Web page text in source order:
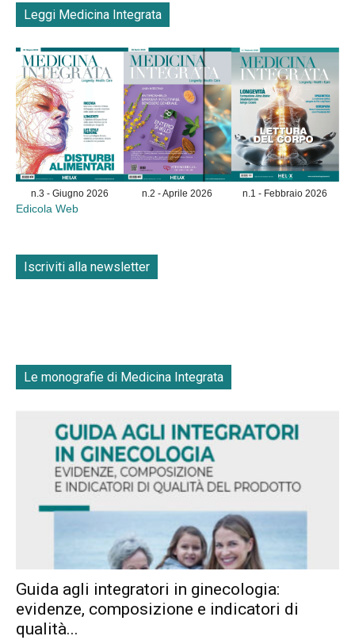
Leggi Medicina Integrata
n.3 - Giugno 2026 n.2 - Aprile 2026 n.1 - Febbraio 2026
Edicola Web
Iscriviti alla newsletter
Le monografie di Medicina Integrata
Guida agli integratori in ginecologia:
evidenze, composizione e indicatori di
qualità...